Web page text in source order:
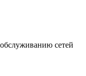
сетей